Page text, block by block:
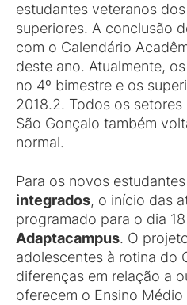
estudantes veteranos
superiores. A conclusão
com o Calendário
deste ano. Atualmente,
no 4º bimestre e os
2018.2. Todos os
São Gonçalo também
normal.
Para os novos
integrados, o início das
programado para o dia
Adaptacampus. O
adolescentes à rotina do
diferenças em relação a
oferecem o Ensino